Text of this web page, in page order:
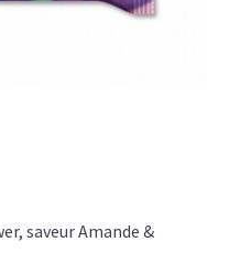
saveur Amande &